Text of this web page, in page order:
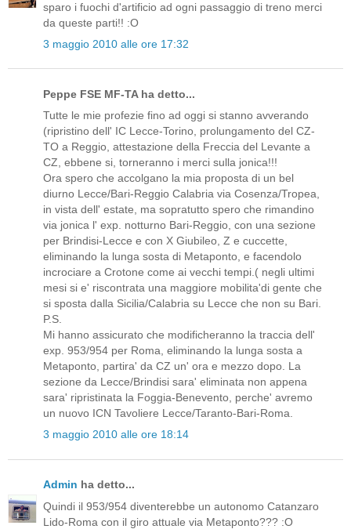
sparo i fuochi d'artificio ad ogni passaggio di treno merci
da queste parti!! :O
3 maggio 2010 alle ore 17:32
Peppe FSE MF-TA ha detto...
Tutte le mie profezie fino ad oggi si stanno avverando
(ripristino dell' IC Lecce-Torino, prolungamento del CZ-
TO a Reggio, attestazione della Freccia del Levante a
CZ, ebbene si, torneranno i merci sulla jonica!!!
Ora spero che accolgano la mia proposta di un bel
diurno Lecce/Bari-Reggio Calabria via Cosenza/Tropea,
in vista dell' estate, ma sopratutto spero che rimandino
via jonica l' exp. notturno Bari-Reggio, con una sezione
per Brindisi-Lecce e con X Giubileo, Z e cuccette,
eliminando la lunga sosta di Metaponto, e facendolo
incrociare a Crotone come ai vecchi tempi.( negli ultimi
mesi si e' riscontrata una maggiore mobilita'di gente che
si sposta dalla Sicilia/Calabria su Lecce che non su Bari.
P.S.
Mi hanno assicurato che modificheranno la traccia dell'
exp. 953/954 per Roma, eliminando la lunga sosta a
Metaponto, partira' da CZ un' ora e mezzo dopo. La
sezione da Lecce/Brindisi sara' eliminata non appena
sara' ripristinata la Foggia-Benevento, perche' avremo
un nuovo ICN Tavoliere Lecce/Taranto-Bari-Roma.
3 maggio 2010 alle ore 18:14
Admin ha detto...
Quindi il 953/954 diventerebbe un autonomo Catanzaro
Lido-Roma con il giro attuale via Metaponto??? :O